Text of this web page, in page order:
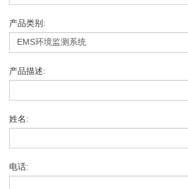
产品类别:
产品描述:
姓名:
电话: